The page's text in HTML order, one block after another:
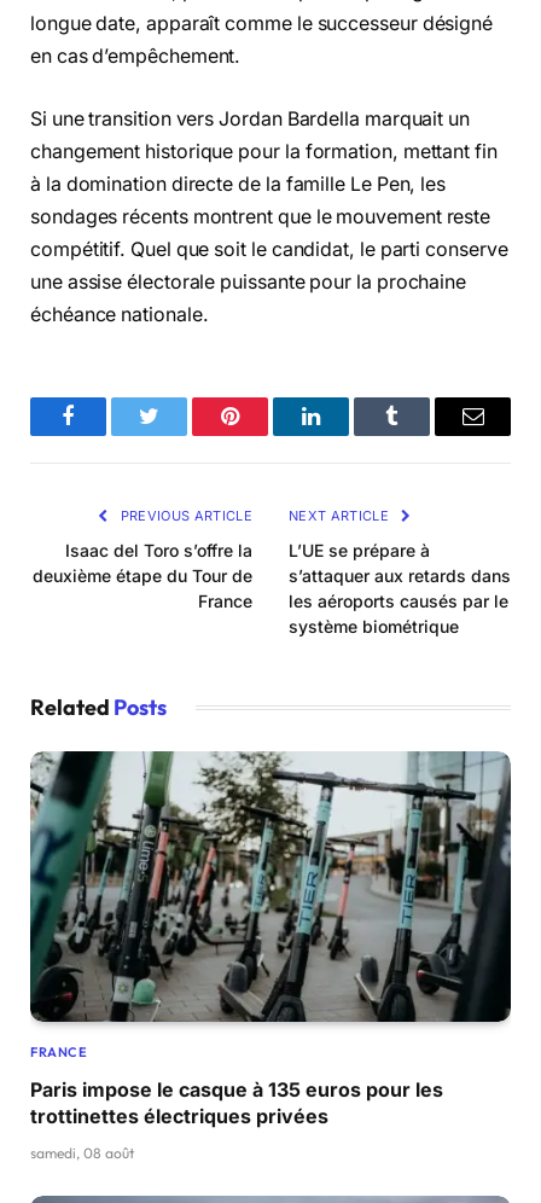
longue date, apparaît comme le successeur désigné
en cas d’empêchement.
Si une transition vers Jordan Bardella marquait un
changement historique pour la formation, mettant fin
à la domination directe de la famille Le Pen, les
sondages récents montrent que le mouvement reste
compétitif. Quel que soit le candidat, le parti conserve
une assise électorale puissante pour la prochaine
échéance nationale.
FacebookTwitter Pinterest LinkedInTumblr Email
PREVIOUS ARTICLE
Isaac del Toro s’offre la
deuxième étape du Tour de
France
NEXT ARTICLE
L’UE se prépare à
s’attaquer aux retards dans
les aéroports causés par le
système biométrique
Related Posts
FRANCE
Paris impose le casque à 135 euros pour les
trottinettes électriques privées
samedi, 08 août